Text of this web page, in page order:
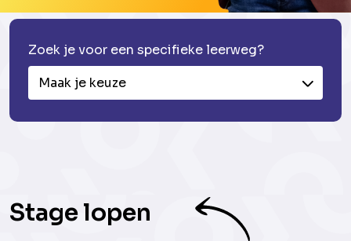
Zoek je voor een specifieke leerweg?
Maak je keuze
Stage lopen